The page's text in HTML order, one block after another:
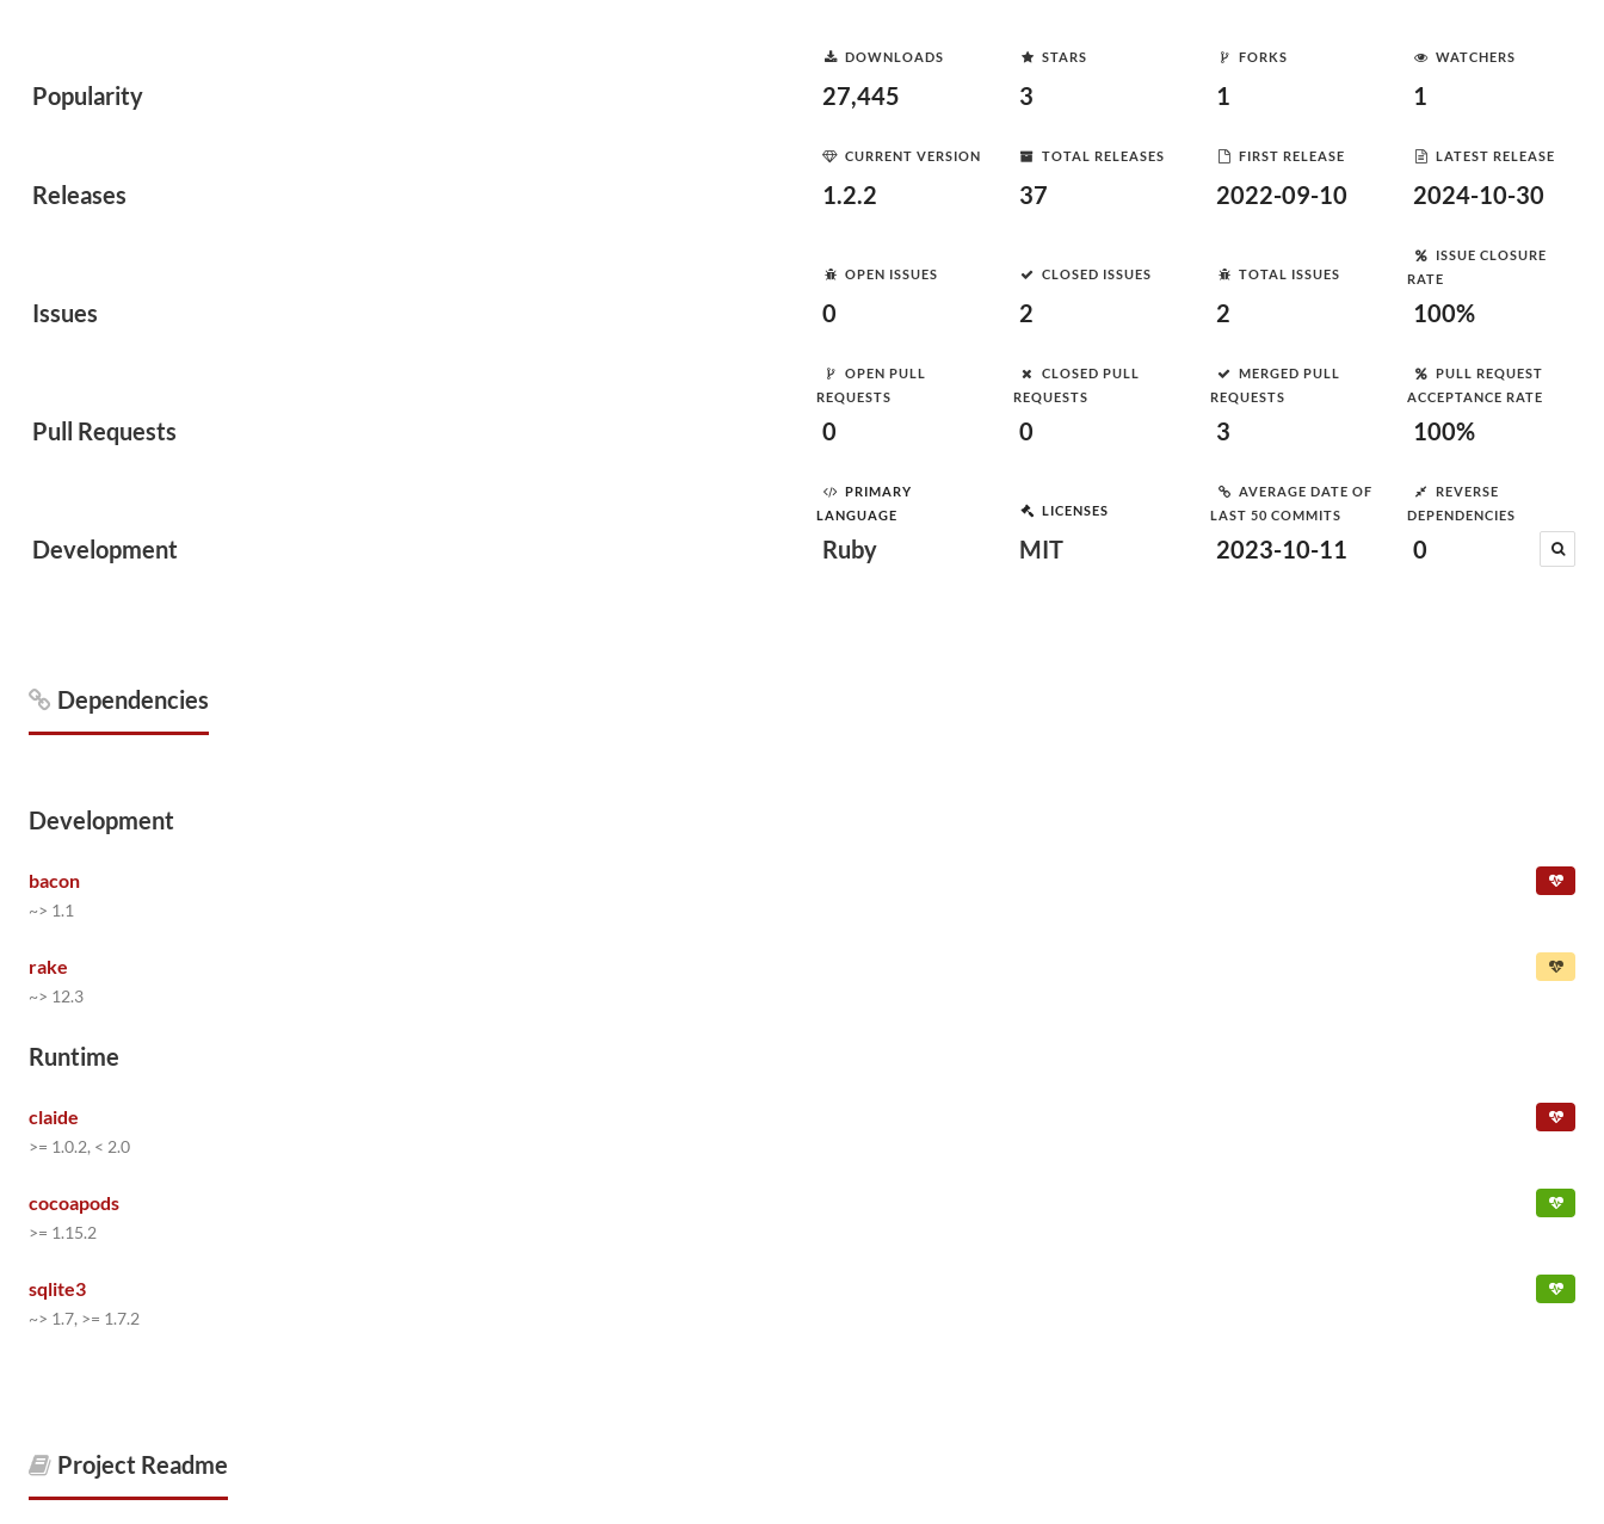
Popularity
DOWNLOADS
27,445
STARS
3
FORKS
1
WATCHERS
1
Releases
CURRENT VERSION
1.2.2
TOTAL RELEASES
37
FIRST RELEASE
2022-09-10
LATEST RELEASE
2024-10-30
Issues
OPEN ISSUES
0
CLOSED ISSUES
2
TOTAL ISSUES
2
ISSUE CLOSURE
RATE
100%
Pull Requests
OPEN PULL
REQUESTS
0
CLOSED PULL
REQUESTS
0
MERGED PULL
REQUESTS
3
PULL REQUEST
ACCEPTANCE RATE
100%
Development
PRIMARY
LANGUAGE
Ruby
LICENSES
MIT
AVERAGE DATE OF
LAST 50 COMMITS
2023-10-11
REVERSE
DEPENDENCIES
0
Dependencies
Development
bacon
~> 1.1
rake
~> 12.3
Runtime
claide
>= 1.0.2, < 2.0
cocoapods
>= 1.15.2
sqlite3
~> 1.7, >= 1.7.2
Project Readme